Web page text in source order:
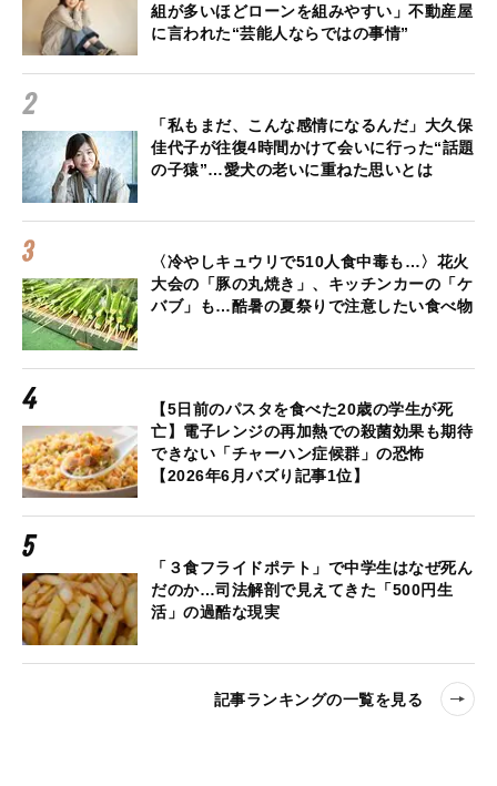
組が多いほどローンを組みやすい」不動産屋
に言われた“芸能人ならではの事情”
「私もまだ、こんな感情になるんだ」大久保
佳代子が往復4時間かけて会いに行った“話題
の子猿”…愛犬の老いに重ねた思いとは
〈冷やしキュウリで510人食中毒も…〉花火
大会の「豚の丸焼き」、キッチンカーの「ケ
バブ」も…酷暑の夏祭りで注意したい食べ物
【5日前のパスタを食べた20歳の学生が死
亡】電子レンジの再加熱での殺菌効果も期待
できない「チャーハン症候群」の恐怖
【2026年6月バズり記事1位】
「３食フライドポテト」で中学生はなぜ死ん
だのか…司法解剖で見えてきた「500円生
活」の過酷な現実
記事ランキングの一覧を見る